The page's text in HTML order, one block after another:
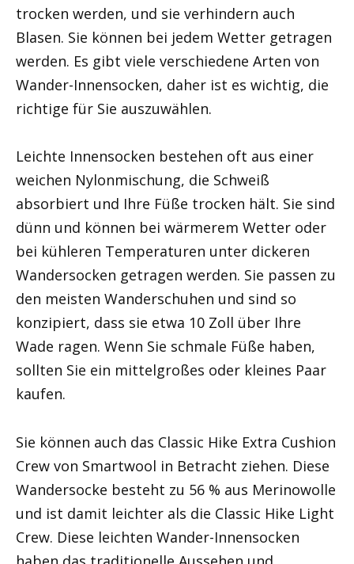
trocken werden, und sie verhindern auch
Blasen. Sie können bei jedem Wetter getragen
werden. Es gibt viele verschiedene Arten von
Wander-Innensocken, daher ist es wichtig, die
richtige für Sie auszuwählen.
Leichte Innensocken bestehen oft aus einer
weichen Nylonmischung, die Schweiß
absorbiert und Ihre Füße trocken hält. Sie sind
dünn und können bei wärmerem Wetter oder
bei kühleren Temperaturen unter dickeren
Wandersocken getragen werden. Sie passen zu
den meisten Wanderschuhen und sind so
konzipiert, dass sie etwa 10 Zoll über Ihre
Wade ragen. Wenn Sie schmale Füße haben,
sollten Sie ein mittelgroßes oder kleines Paar
kaufen.
Sie können auch das Classic Hike Extra Cushion
Crew von Smartwool in Betracht ziehen. Diese
Wandersocke besteht zu 56 % aus Merinowolle
und ist damit leichter als die Classic Hike Light
Crew. Diese leichten Wander-Innensocken